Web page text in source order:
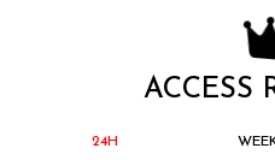
ACCESS
24H